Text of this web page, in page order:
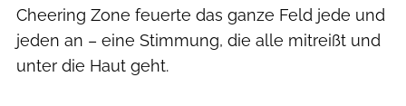
Cheering Zone feuerte das ganze Feld jede und
jeden an – eine Stimmung, die alle mitreißt und
unter die Haut geht.